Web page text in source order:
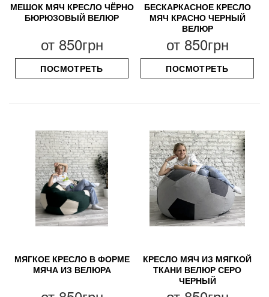
МЕШОК МЯЧ КРЕСЛО ЧЁРНО
БЮРЮЗОВЫЙ ВЕЛЮР
от 850грн
ПОСМОТРЕТЬ
БЕСКАРКАСНОЕ КРЕСЛО
МЯЧ КРАСНО ЧЕРНЫЙ
ВЕЛЮР
от 850грн
ПОСМОТРЕТЬ
МЯГКОЕ КРЕСЛО В ФОРМЕ
МЯЧА ИЗ ВЕЛЮРА
КРЕСЛО МЯЧ ИЗ МЯГКОЙ
ТКАНИ ВЕЛЮР СЕРО
ЧЕРНЫЙ